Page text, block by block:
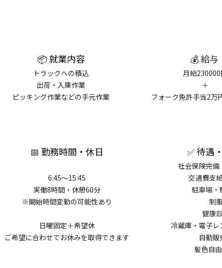
📦 就業内容 💰 給与
トラックへの積込
出荷・入庫作業
ピッキング作業などの手元作業
月給
＋
フォーク免許手当2万
📅 勤務時間・休日 ✅ 待遇
6:45～15:45
実働8時間・休憩60分
※開始時間変動の可能性あり
日曜固定＋希望休
ご希望に合わせてお休みを取得できます
社会保険完備
交通費支
駐車場・
制
健康
冷蔵庫・電子レ
自動販
髪色自